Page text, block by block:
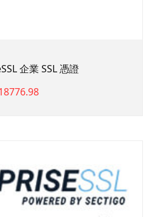
企業 SSL 憑證